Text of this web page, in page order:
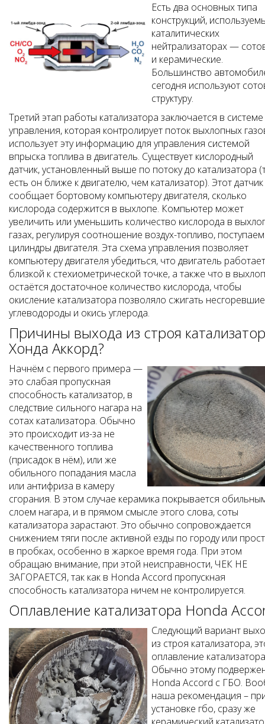
Есть два основных типа
конструкций,
каталитических
нейтрализаторах —
и керамические.
Большинство
сегодня используют
структуру.
Третий этап работы катализатора заключается в системе
управления, которая контролирует поток выхлопных
использует эту информацию для управления системой
впрыска топлива в двигатель. Существует кислородный
датчик, установленный выше по потоку до катализатора
есть он ближе к двигателю, чем катализатор). Этот датчик
сообщает бортовому компьютеру двигателя, сколько
кислорода содержится в выхлопе. Компьютер может
увеличить или уменьшить количество кислорода в
газах, регулируя соотношение воздух-топливо,
цилиндры двигателя. Эта схема управления позволяет
компьютеру двигателя убедиться, что двигатель
близкой к стехиометрической точке, а также что в
остаётся достаточное количество кислорода, чтобы
окисление катализатора позволяло сжигать несгоревшие
углеводороды и окись углерода.
Причины выхода из строя
Хонда Аккорд?
Начнём с первого примера —
это слабая пропускная
способность катализатор, в
следствие сильного нагара на
сотах катализатора. Обычно
это происходит из-за не
качественного топлива
(присадок в нём), или же
обильного попадания масла
или антифриза в камеру
сгорания. В этом случае керамика покрывается
слоем нагара, и в прямом смысле этого слова, соты
катализатора зарастают. Это обычно сопровождается
снижением тяги после активной езды по городу или
в пробках, особенно в жаркое время года. При этом
обращаю внимание, при этой неисправности, ЧЕК НЕ
ЗАГОРАЕТСЯ, так как в Honda Accord пропускная
способность катализатора ничем не контролируется.
Оплавление катализатора Honda
Следующий вариант
из строя катализатора,
оплавление
Обычно этому
Honda Accord с ГБО.
наша рекомендация –
установке гбо, сразу же